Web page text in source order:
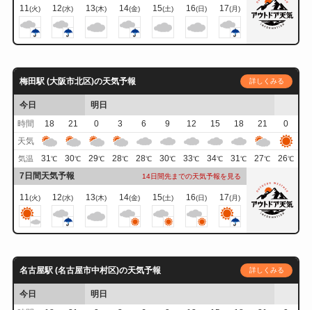
11(火) 12(水) 13(木) 14(金) 15(土) 16(日) 17(月)
梅田駅 (大阪市北区)の天気予報 詳しくみる
今日
明日
時間
18 21 0 3 6 9 12 15 18 21
0
天気
気温 31℃ 30℃ 29℃ 28℃ 28℃ 30℃ 33℃ 34℃ 31℃ 27℃ 26℃
7日間天気予報 14日間先までの天気予報を見る
11(火) 12(水) 13(木) 14(金) 15(土) 16(日) 17(月)
名古屋駅 (名古屋市中村区)の天気予報 詳しくみる
今日
明日